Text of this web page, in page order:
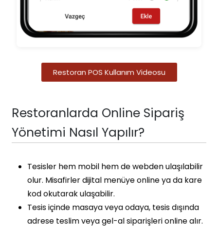
Restoran POS Kullanım Videosu
Restoranlarda Online Sipariş
Yönetimi Nasıl Yapılır?
Tesisler hem mobil hem de webden ulaşılabilir
olur. Misafirler dijital menüye online ya da kare
kod okutarak ulaşabilir.
Tesis içinde masaya veya odaya, tesis dışında
adrese teslim veya gel-al siparişleri online alır.